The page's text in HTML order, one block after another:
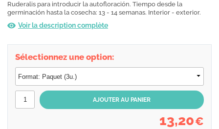
Ruderalis para introducir la autofloración. Tiempo desde la
germinación hasta la cosecha: 13 - 14 semanas. Interior - exterior.
Voir la description complète
Sélectionnez une option:
13,20€